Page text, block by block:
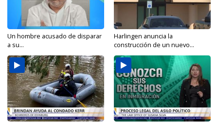
Un hombre acusado de disparar
a su...
Harlingen anuncia la
construcción de un nuevo...